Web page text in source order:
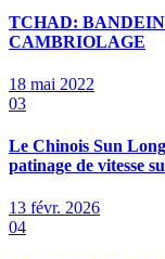
TCHAD:
CAMBRIOLAGE
18 mai 2022
03
Le Chinois Sun
patinage de vitesse
13 févr. 2026
04